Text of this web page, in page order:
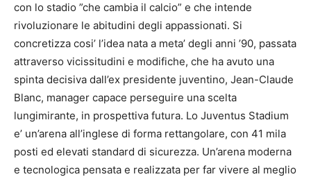
con lo stadio ”che cambia il calcio” e che intende
rivoluzionare le abitudini degli appassionati. Si
concretizza cosi’ l’idea nata a meta’ degli anni ’90, passata
attraverso vicissitudini e modifiche, che ha avuto una
spinta decisiva dall’ex presidente juventino, Jean-Claude
Blanc, manager capace perseguire una scelta
lungimirante, in prospettiva futura. Lo Juventus Stadium
e’ un’arena all’inglese di forma rettangolare, con 41 mila
posti ed elevati standard di sicurezza. Un’arena moderna
e tecnologica pensata e realizzata per far vivere al meglio